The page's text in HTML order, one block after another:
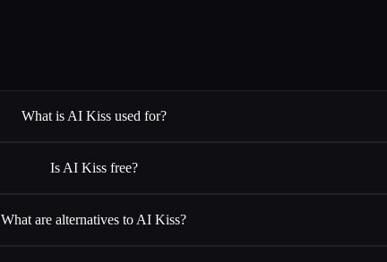
What is AI Kiss used for?
Is AI Kiss free?
What are alternatives to AI Kiss?